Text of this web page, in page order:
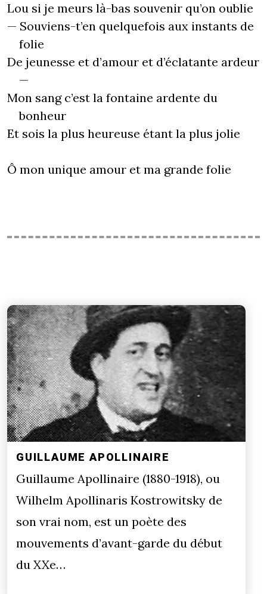
Lou si je meurs là-bas souvenir qu’on oublie
— Souviens-t’en quelquefois aux instants de
folie
De jeunesse et d’amour et d’éclatante ardeur
—
Mon sang c’est la fontaine ardente du
bonheur
Et sois la plus heureuse étant la plus jolie
Ô mon unique amour et ma grande folie
GUILLAUME APOLLINAIRE
Guillaume Apollinaire (1880-1918), ou
Wilhelm Apollinaris Kostrowitsky de
son vrai nom, est un poète des
mouvements d’avant-garde du début
du XXe…